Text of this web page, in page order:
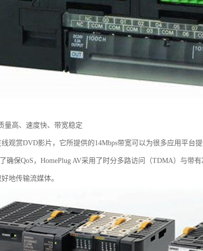
量高、速度快、带宽稳定
观赏DVD影片，它所提供的14Mbps带宽可以为很多应用平台
了确保QoS，HomePlug AV采用了时分多路访问（TDMA）与
地传输流媒体。